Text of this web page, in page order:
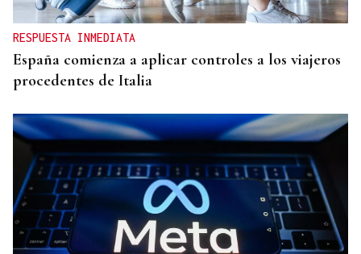
RESPUESTA INMEDIATA
España comienza a aplicar controles a los viajeros
procedentes de Italia